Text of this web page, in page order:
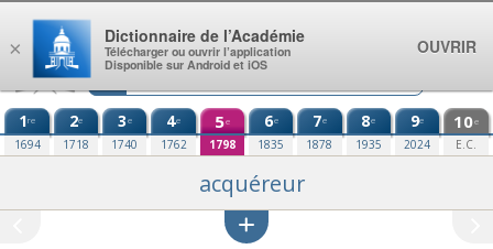
Aller au contenu
1re
1694
2e
1718
3e
1740
4e
1762
5e
1798
6e
1835
7e
1878
8e
1935
9e
2024
10e
E.C.
acquéreur
×
Dictionnaire de l’Académie
Télécharger ou ouvrir l’application
Disponible sur Android et iOS
OUVRIR